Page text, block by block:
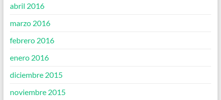
abril 2016
marzo 2016
febrero 2016
enero 2016
diciembre 2015
noviembre 2015